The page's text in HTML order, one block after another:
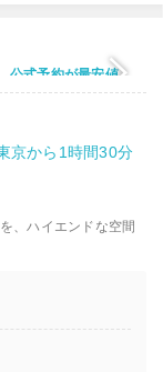
公式予約が最安値
京から1時間30分
、ハイエンドな空間